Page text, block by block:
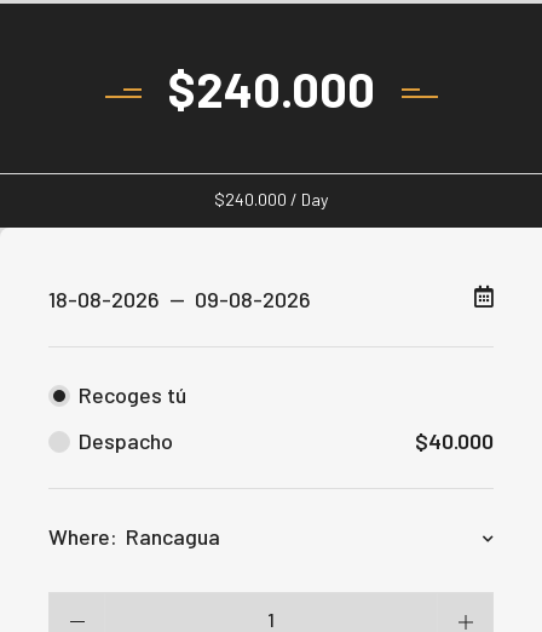
$240.000
$240.000 / Day
Recoges tú
Despacho
$40.000
Where: Rancagua